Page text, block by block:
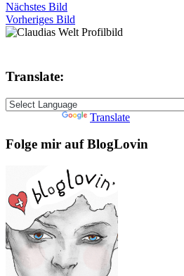
Nächstes Bild
Vorheriges Bild
Translate:
Translate
Folge mir auf BlogLovin